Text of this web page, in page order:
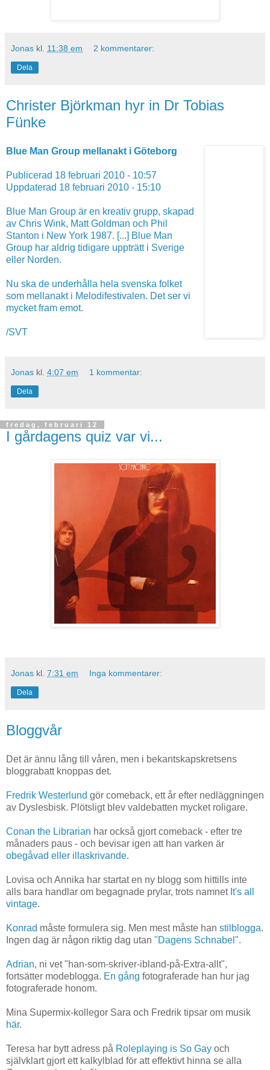
Jonas kl. 11:38 em 2 kommentarer:
Dela
Christer Björkman hyr in Dr Tobias
Fünke
Blue Man Group mellanakt i Göteborg
Publicerad 18 februari 2010 - 10:57
Uppdaterad 18 februari 2010 - 15:10
Blue Man Group är en kreativ grupp, skapad
av Chris Wink, Matt Goldman och Phil
Stanton i New York 1987. [...] Blue Man
Group har aldrig tidigare uppträtt i Sverige
eller Norden.
Nu ska de underhålla hela svenska folket
som mellanakt i Melodifestivalen. Det ser vi
mycket fram emot.
/SVT
Jonas kl. 4:07 em 1 kommentar:
Dela
fredag, februari 12
I gårdagens quiz var vi...
Jonas kl. 7:31 em Inga kommentarer:
Dela
Bloggvår
Det är ännu lång till våren, men i bekantskapskretsens
bloggrabatt knoppas det.
Fredrik Westerlund gör comeback, ett år efter nedläggningen
av Dyslesbisk. Plötsligt blev valdebatten mycket roligare.
Conan the Librarian har också gjort comeback - efter tre
månaders paus - och bevisar igen att han varken är
obegåvad eller illaskrivande.
Lovisa och Annika har startat en ny blogg som hittills inte
alls bara handlar om begagnade prylar, trots namnet It's all
vintage.
Konrad måste formulera sig. Men mest måste han stilblogga.
Ingen dag är någon riktig dag utan "Dagens Schnabel".
Adrian, ni vet "han-som-skriver-ibland-på-Extra-allt",
fortsätter modeblogga. En gång fotograferade han hur jag
fotograferade honom.
Mina Supermix-kollegor Sara och Fredrik tipsar om musik
här.
Teresa har bytt adress på Roleplaying is So Gay och
självklart gjort ett kalkylblad för att effektivt hinna se alla